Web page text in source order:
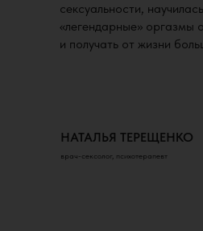
сексуальности,
«легендарные» оргазмы
и получать от жизни
НАТАЛЬЯ ТЕРЕЩЕНКО
врач-сексолог, психотерапевт